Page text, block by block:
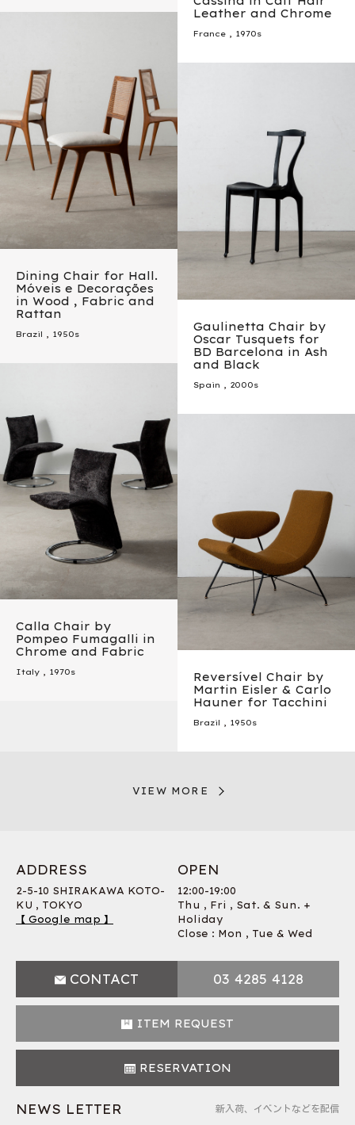
Leather and Chrome
France , 1970s
Dining Chair for Hall.
Móveis e Decorações
in Wood , Fabric and
Rattan
Brazil , 1950s
Gaulinetta Chair by
Oscar Tusquets for
BD Barcelona in Ash
and Black
Spain , 2000s
Calla Chair by
Pompeo Fumagalli in
Chrome and Fabric
Italy , 1970s
Reversível Chair by
Martin Eisler & Carlo
Hauner for Tacchini
Brazil , 1950s
VIEW MORE
ADDRESS
2-5-10 SHIRAKAWA KOTO-
KU , TOKYO
【 Google map 】
OPEN
12:00-19:00
Thu , Fri , Sat. & Sun. +
Holiday
Close : Mon , Tue & Wed
CONTACT 03 4285 4128
ITEM REQUEST
RESERVATION
NEWS LETTER 新入荷、イベントなどを配信